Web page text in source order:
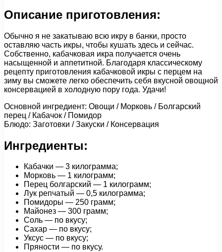
Описание приготовления:
Обычно я не закатываю всю икру в банки, просто
оставляю часть икры, чтобы кушать здесь и сейчас.
Собственно, кабачковая икра получается очень
насыщенной и аппетитной. Благодаря классическому
рецепту приготовления кабачковой икры с перцем на
зиму вы сможете легко обеспечить себя вкусной овощной
консервацией в холодную пору года. Удачи!
Основной ингредиент: Овощи / Морковь / Болгарский
перец / Кабачок / Помидор
Блюдо: Заготовки / Закуски / Консервация
Ингредиенты:
Кабачки — 3 килограмма;
Морковь — 1 килограмм;
Перец болгарский — 1 килограмм;
Лук репчатый — 0,5 килограмма;
Помидоры — 250 грамм;
Майонез — 300 грамм;
Соль — по вкусу;
Сахар — по вкусу;
Уксус — по вкусу;
Пряности — по вкусу.